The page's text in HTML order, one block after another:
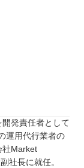
発責任者として
運用代行業者の
社Market
社長に就任。